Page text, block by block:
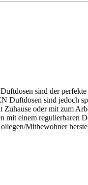
sind der
sind jedoch
Zuhause oder mit zum
einem regulierbaren
Mitbewohner